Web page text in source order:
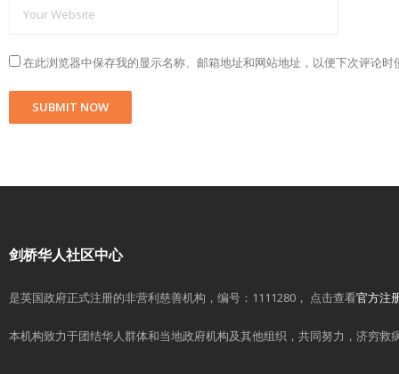
在此浏览器中保存我的显示名称、邮箱地址和网站地址，以便下次评论时
剑桥华人社区中心
是英国政府正式注册的非营利慈善机构，编号：1111280， 点击查看官方注
本机构致力于团结华人群体和当地政府机构及其他组织，共同努力，济穷